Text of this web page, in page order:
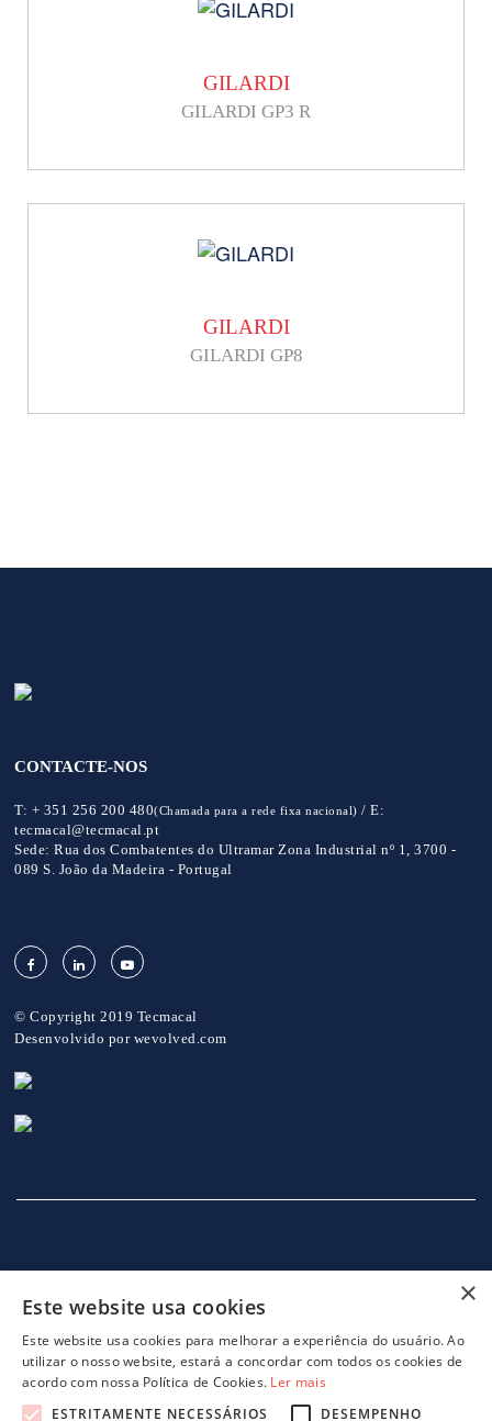
GILARDI
GILARDI GP3 R
GILARDI
GILARDI GP8
CONTACTE-NOS
T: + 351 256 200 480(Chamada para a rede fixa nacional) /E:
tecmacal@tecmacal.pt
Sede: Rua dos Combatentes do Ultramar Zona Industrial nº 1, 3700 -
089 S. João da Madeira - Portugal
© Copyright 2019 Tecmacal
Desenvolvido por wevolved.com
INÍCIO EMPRESA SERVIÇOS ×
Este website usa cookies
Este website usa cookies para melhorar a experiência do usuário. Ao
utilizar o nosso website, estará a concordar com todos os cookies de
acordo com nossa Política de Cookies. Ler mais
ESTRITAMENTE NECESSÁRIOS
DESEMPENHO